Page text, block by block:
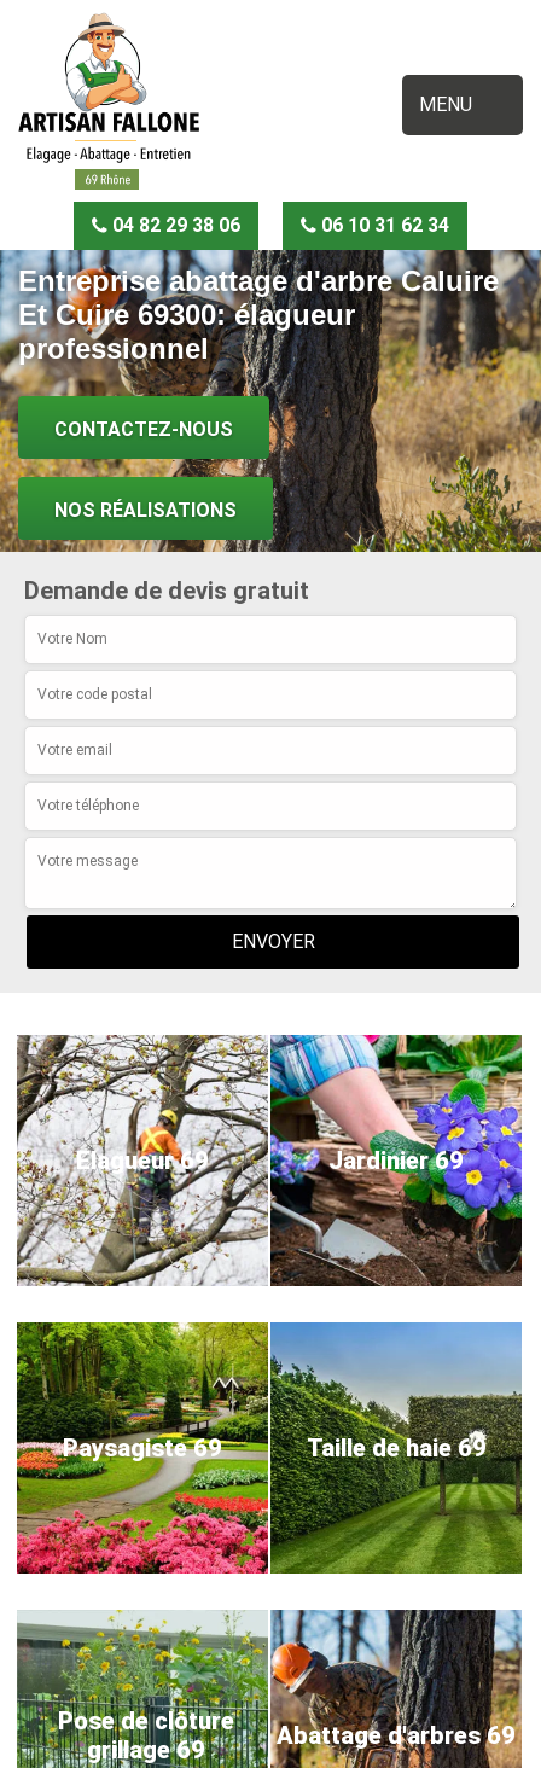
MENU
04 82 29 38 06 06 10 31 62 34
Entreprise abattage d'arbre Caluire
Et Cuire 69300: élagueur
professionnel
CONTACTEZ-NOUS
NOS RÉALISATIONS
Demande de devis gratuit
Elagueur 69 Jardinier 69
Paysagiste 69 Taille de haie 69
Pose de clôture
grillage 69
Abattage d'arbres 69